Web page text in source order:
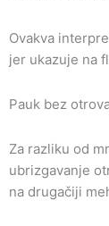
Ovakva
jer ukazuje na
Pauk bez
Za razliku od
ubrizgavanje
na drugačiji